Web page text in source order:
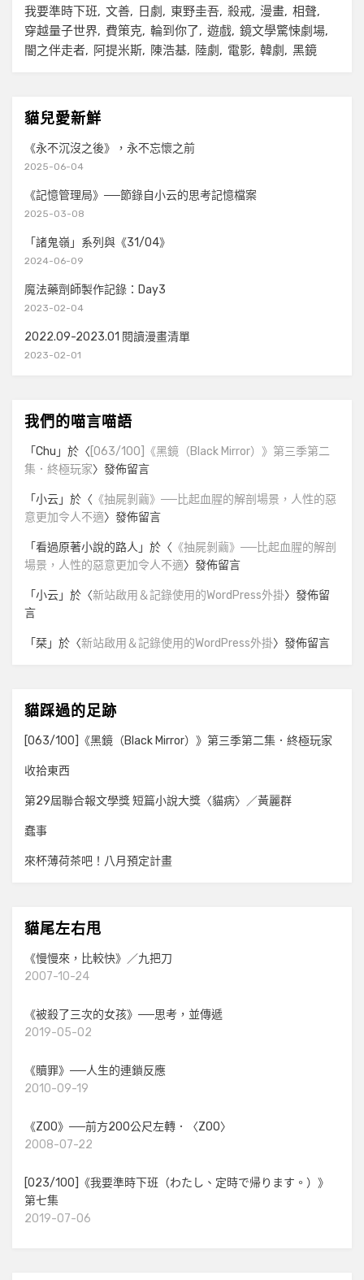
我要準時下班
文善 日劇 東野圭吾 殺戒 漫畫 相聲
穿越量子世界
費策克 輪到你了 遊戲 鏡文學驚悚劇場
闇之伴走者
阿提米斯 陳浩基 陸劇 電影 韓劇 黑鏡
貓兒愛新鮮
《永不沉沒之後》，永不忘懷之前
2025-06-04
《記憶管理局》──節錄自小云的思考記憶檔案
2025-03-08
「諸鬼嶺」系列與《31/04》
2024-06-09
魔法藥劑師製作記錄：Day3
2023-02-04
2022.09-2023.01 閱讀漫畫清單
2023-02-01
我們的喵言喵語
「Chu 」於〈 [063/100]《黑鏡（Black Mirror）》第三季第二
集．終極玩家〉發佈留言
「小云」於〈 《抽屍剝繭》──比起血腥的解剖場景，人性的惡
意更加令人不適〉發佈留言
「看過原著小說的路人 」於〈 《抽屍剝繭》──比起血腥的解剖
場景，人性的惡意更加令人不適〉發佈留言
「小云」於〈新站啟用＆記錄使用的WordPress外掛〉發佈留
言
「栞」於〈新站啟用＆記錄使用的WordPress外掛〉發佈留言
貓踩過的足跡
[063/100]《黑鏡（Black Mirror）》第三季第二集．終極玩家
收拾東西
第29屆聯合報文學獎 短篇小說大獎〈貓病〉／黃麗群
蠢事
來杯薄荷茶吧！八月預定計畫
貓尾左右甩
《慢慢來，比較快》／九把刀
2007-10-24
《被殺了三次的女孩》──思考，並傳遞
2019-05-02
《贖罪》──人生的連鎖反應
2010-09-19
《ZOO》──前方200公尺左轉．〈ZOO〉
2008-07-22
[023/100]《我要準時下班（わたし、定時で帰ります。）》
第七集
2019-07-06